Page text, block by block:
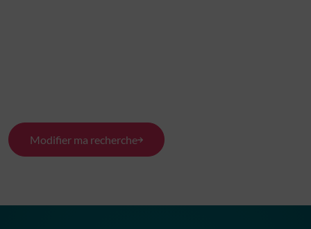
Modifier ma recherche